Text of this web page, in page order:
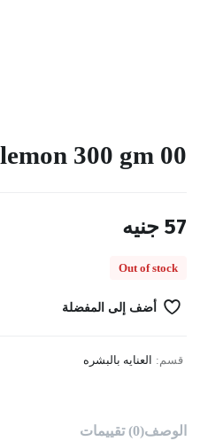
300 gm 00
57 جنيه
Out of stock
أضف إلى المفضلة
قسم: العنايه بالبشره
الوصف(0) تقييمات